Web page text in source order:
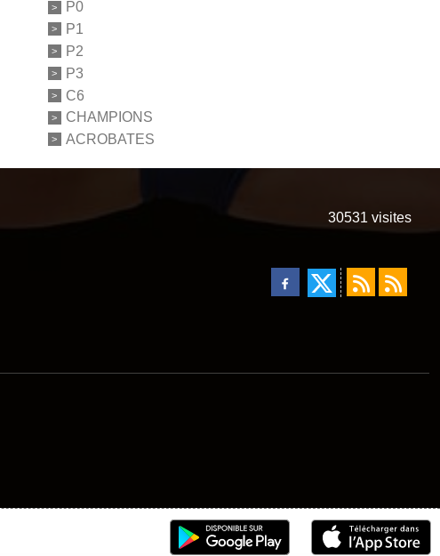
P0
P1
P2
P3
C6
CHAMPIONS
ACROBATES
30531 visites